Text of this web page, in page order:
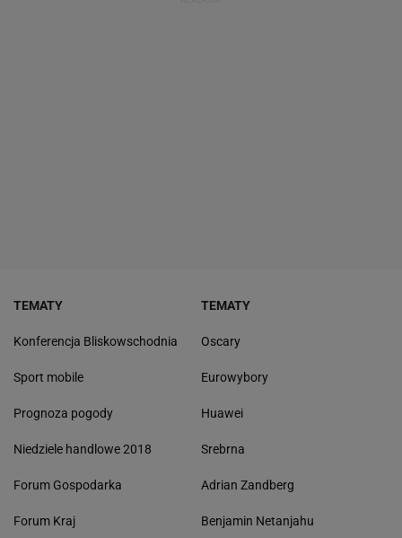
TEMATY
Konferencja Bliskowschodnia
Sport mobile
Prognoza pogody
Niedziele handlowe 2018
Forum Gospodarka
Forum Kraj
TEMATY
Oscary
Eurowybory
Huawei
Srebrna
Adrian Zandberg
Benjamin Netanjahu